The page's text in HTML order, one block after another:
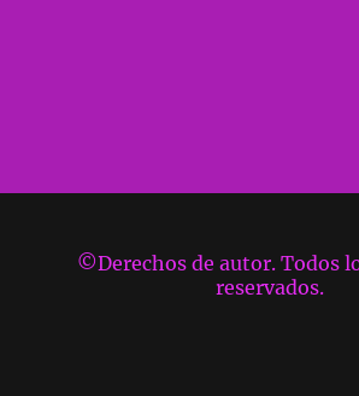
©Derechos de autor. Todos
reservados.